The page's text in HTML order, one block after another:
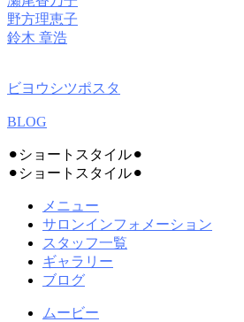
野方理恵子
鈴木 章浩
ビヨウシツポスタ
BLOG
⚫︎ショートスタイル⚫︎
⚫︎ショートスタイル⚫︎
メニュー
サロンインフォメーション
スタッフ一覧
ギャラリー
ブログ
ムービー